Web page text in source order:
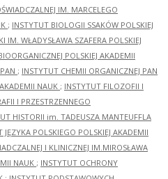
IM. MARCELEGO
; INSTYTUT BIOLOGII SSAKÓW POLSKIEJ
IM. WŁADYSŁAWA SZAFERA POLSKIEJ
POLSKIEJ AKADEMII
; INSTYTUT CHEMII ORGANICZNEJ PAN
NAUK ; INSTYTUT FILOZOFII I
I PRZESTRZENNEGO
HISTORII im. TADEUSZA MANTEUFFLA
JĘZYKA POLSKIEGO POLSKIEJ AKADEMII
I KLINICZNEJ IM.MIROSŁAWA
NAUK ; INSTYTUT OCHRONY